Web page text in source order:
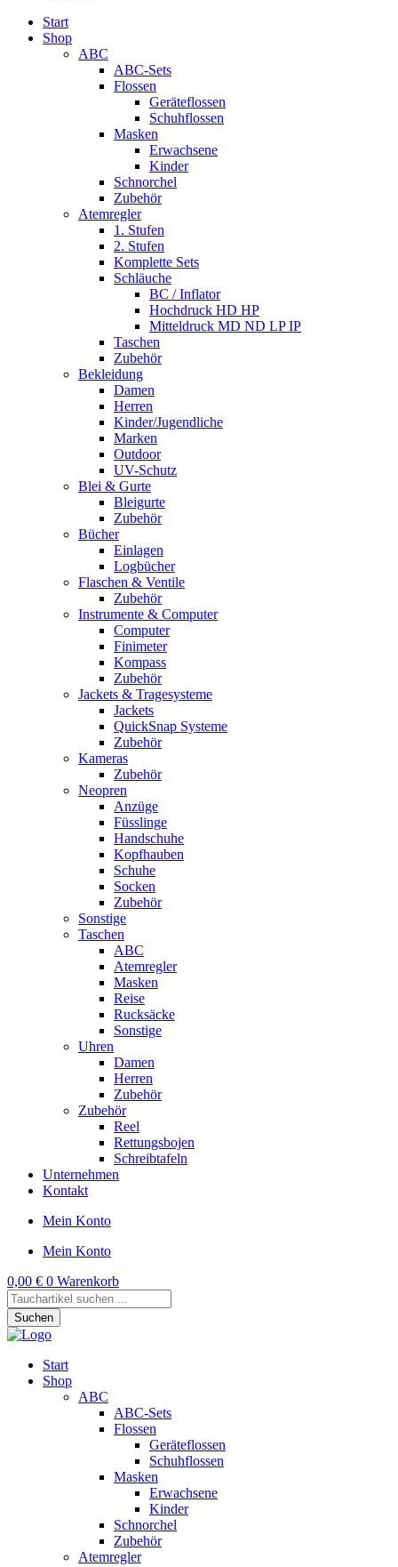
Start
Shop
ABC
ABC-Sets
Flossen
Geräteflossen
Schuhflossen
Masken
Erwachsene
Kinder
Schnorchel
Zubehör
Atemregler
1. Stufen
2. Stufen
Komplette Sets
Schläuche
BC / Inflator
Hochdruck HD HP
Mitteldruck MD ND LP IP
Taschen
Zubehör
Bekleidung
Damen
Herren
Kinder/Jugendliche
Marken
Outdoor
UV-Schutz
Blei & Gurte
Bleigurte
Zubehör
Bücher
Einlagen
Logbücher
Flaschen & Ventile
Zubehör
Instrumente & Computer
Computer
Finimeter
Kompass
Zubehör
Jackets & Tragesysteme
Jackets
QuickSnap Systeme
Zubehör
Kameras
Zubehör
Neopren
Anzüge
Füsslinge
Handschuhe
Kopfhauben
Schuhe
Socken
Zubehör
Sonstige
Taschen
ABC
Atemregler
Masken
Reise
Rucksäcke
Sonstige
Uhren
Damen
Herren
Zubehör
Zubehör
Reel
Rettungsbojen
Schreibtafeln
Unternehmen
Kontakt
Mein Konto
Mein Konto
0,00 € 0 Warenkorb
Products
search
Suchen
Start
Shop
ABC
ABC-Sets
Flossen
Geräteflossen
Schuhflossen
Masken
Erwachsene
Kinder
Schnorchel
Zubehör
Atemregler